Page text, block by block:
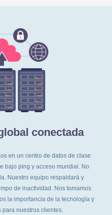
conectada
en un centro de datos de clase
bajo ping y acceso mundial. No
Nuestro equipo respaldará y
de inactividad. Nos tomamos
la importancia de la tecnología y
para nuestros clientes.